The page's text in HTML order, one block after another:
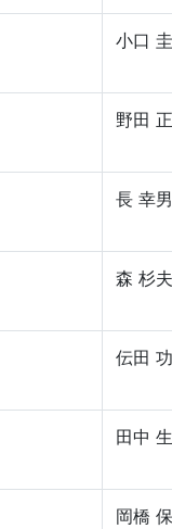
小口
野田
長 幸男
森 杉夫
伝田 功
田中
岡橋 保